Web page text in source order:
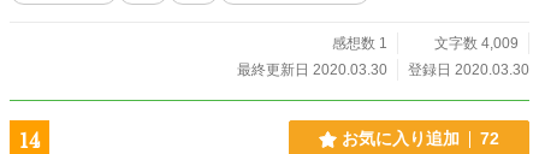
感想数 1
文字数 4,009
最終更新日 2020.03.30
登録日 2020.03.30
14 お気に入り追加 72